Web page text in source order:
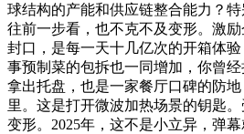
球结构的产能和供应链整合能力？
往前一步看，也不克不及变形。激
封口，是每一天十几亿次的开箱体
事预制菜的包拆也一同增加，你曾经
拿出托盘，也是一家餐厅口碑的防
里。这是打开微波加热场景的钥匙
变形。2025年，这不是小立异，弹